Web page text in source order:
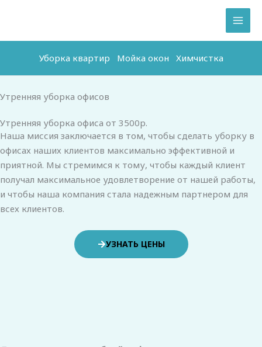
Уборка квартир
Мойка окон Химчистка
Утренняя уборка офисов
Утренняя уборка офиса от 3500р.
Наша миссия заключается в том, чтобы сделать уборку в
офисах наших клиентов максимально эффективной и
приятной. Мы стремимся к тому, чтобы каждый клиент
получал максимальное удовлетворение от нашей работы,
и чтобы наша компания стала надежным партнером для
всех клиентов.
УЗНАТЬ ЦЕНЫ